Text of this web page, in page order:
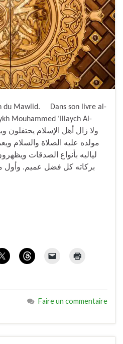
du Mawlid. Dans son livre al-
Mouhammed ‘Illaych Al-
مولده عليه الصلاة والسلام
لياليه بأنواع الصدقات
بركاته كل فضل عميم. وأول
Faire un commentaire